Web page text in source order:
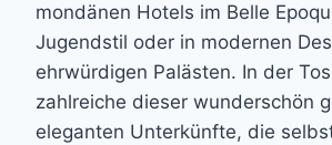
mondänen Hotels im Belle
Jugendstil oder in modernen
ehrwürdigen Palästen. In der
zahlreiche dieser wunderschön
eleganten Unterkünfte, die